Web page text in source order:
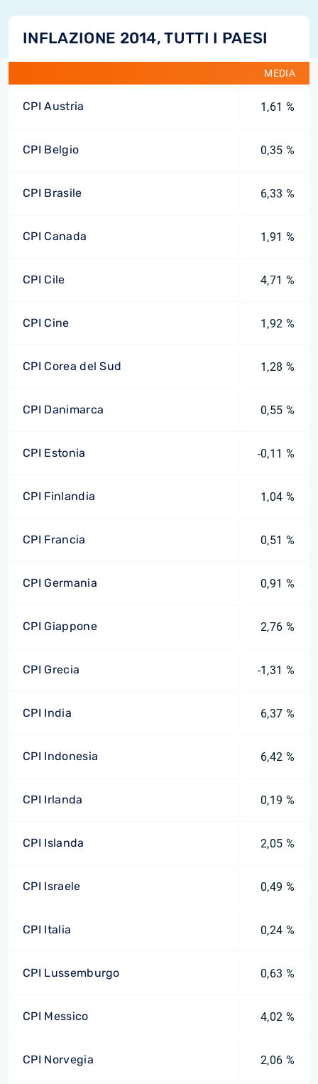
INFLAZIONE 2014, TUTTI I PAESI
MEDIA
CPI Austria 1,61 %
CPI Belgio 0,35 %
CPI Brasile 6,33 %
CPI Canada 1,91 %
CPI Cile 4,71 %
CPI Cine 1,92 %
CPI Corea del Sud 1,28 %
CPI Danimarca 0,55 %
CPI Estonia -0,11 %
CPI Finlandia 1,04 %
CPI Francia 0,51 %
CPI Germania 0,91 %
CPI Giappone 2,76 %
CPI Grecia -1,31 %
CPI India 6,37 %
CPI Indonesia 6,42 %
CPI Irlanda 0,19 %
CPI Islanda 2,05 %
CPI Israele 0,49 %
CPI Italia 0,24 %
CPI Lussemburgo 0,63 %
CPI Messico 4,02 %
CPI Norvegia 2,06 %